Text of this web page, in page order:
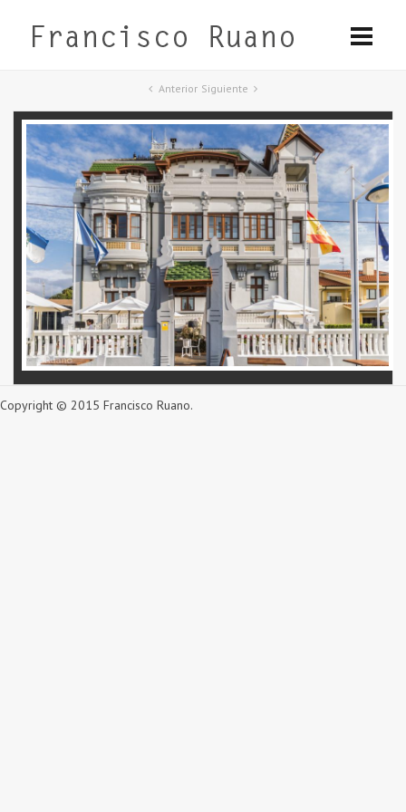
Anterior Siguiente
Copyright © 2015 Francisco Ruano.